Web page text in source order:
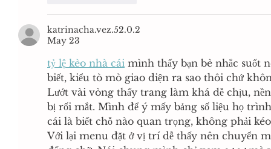
katrinacha.vez.52.0.2
May 23
tỷ lệ kèo nhà cái mình thấy bạn bè nhắc suốt
biết, kiểu tò mò giao diện ra sao thôi chứ
Lướt vài vòng thấy trang làm khá dễ chịu,
bị rối mắt. Mình để ý mấy bảng số liệu họ
cái là biết chỗ nào quan trọng, không phải
Với lại menu đặt ở vị trí dễ thấy nên chuyển